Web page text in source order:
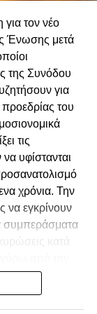
Εισαγγελέα
που
τον νέο
Ένωσης μετά
της Συνόδου
για
του
τις
υφίστανται
χρόνια. Την
να εγκρίνουν
συμπεράσματα
δίαυλο